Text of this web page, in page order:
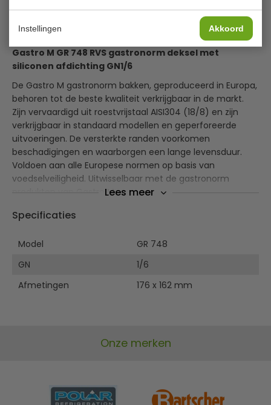
Instellingen Akkoord
met Klarna
Gastro M GR 748 RVS gastronorm deksel met
siliconen afdichting GN1/6
De Gastro M gastronorm bakken, geproduceerd in Europa,
behoren tot de beste kwaliteit verkrijgbaar in de markt.
Zijn vervaardigd uit roestvrijstaal AISI304 (18/8) en zijn
verkrijgbaar in standaard modellen en geperforeerde
uitvoeringen. De versterkte randen voorkomen
beschadigingen en waarborgen een lange levensduur.
Voldoen aan alle Europese normen op basis van
voedselveiligheid. Uitwisselbaar met de gastronorm
produkten van Gastro M.
RVS 304
Deze RVS deksel is alleen geschikt voor de GN bakken
Lees meer
Specificaties
Model
GR 748
GN
1/6
Afmetingen
176 x 162 mm
Onze merken